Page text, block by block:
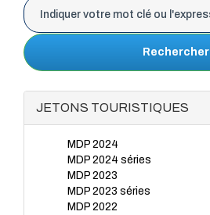
Rechercher
JETONS TOURISTIQUES
MDP 2024
MDP 2024 séries
MDP 2023
MDP 2023 séries
MDP 2022